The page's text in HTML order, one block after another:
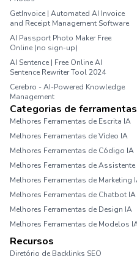
GetInvoice | Automated AI Invoice
and Receipt Management Software
AI Passport Photo Maker Free
Online (no sign-up)
AI Sentence | Free Online AI
Sentence Rewriter Tool 2024
Cerebro - AI-Powered Knowledge
Management
Categorias de ferramentas
Melhores Ferramentas de Escrita IA
Melhores Ferramentas de Vídeo IA
Melhores Ferramentas de Código IA
Melhores Ferramentas de
Melhores Ferramentas de Marketing
Melhores Ferramentas de Chatbot IA
Melhores Ferramentas de Design IA
Melhores Ferramentas de Modelos
Recursos
Diretório de Backlinks SEO